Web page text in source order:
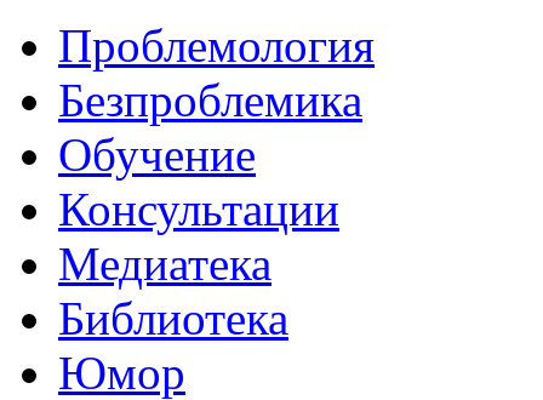
Проблемология
Безпроблемика
Обучение
Консультации
Медиатека
Библиотека
Юмор